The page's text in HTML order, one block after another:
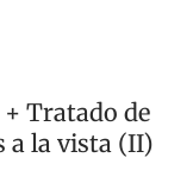
Tratado de
a la vista (II)